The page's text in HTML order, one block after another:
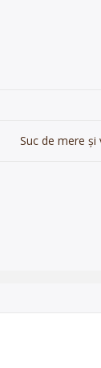
Suc de mere și